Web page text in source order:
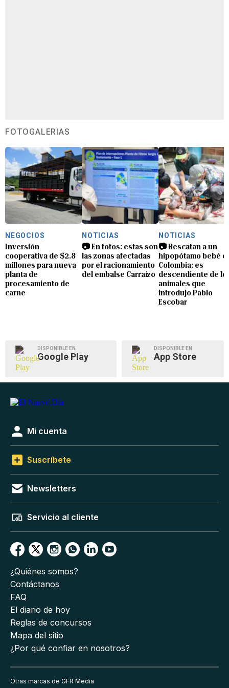
FOTOGALERÍAS
NEGOCIOS
Inversión
cooperativa de $2.8
millones para nueva
planta de
procesamiento de
carne
NOTICIAS
📷 En fotos: estas son
las zonas afectadas
por el racionamiento
del embalse Carraízo
NOTICIAS
📷 Rescatan a un
hipopótamo bebé
Colombia: es
descendiente de
animales que
introdujo Pablo
Escobar
DISPONIBLE EN
Google Play
DISPONIBLE EN
App Store
Mi cuenta
Suscríbete
Newsletters
Servicio al cliente
¿Quiénes somos?
Contáctanos
FAQ
El diario de hoy
Reglas de concursos
Mapa del sitio
¿Por qué confiar en nosotros?
Otras marcas de GFR Media